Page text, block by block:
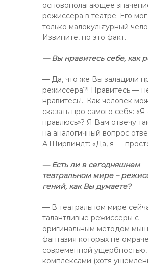
основополагающее
режиссёра в театре. Его мог
только малокультурный
Извините, но это факт.
— Вы нравитесь себе, как
— Да, что же Вы заладили
режиссера?! Нравитесь —
нравитесь!.. Как человек
сказать про самого себя:
нравлюсь»? Я Вам отвечу
на аналогичный вопрос
А.Ширвиндт: «Да, я —
— Есть ли в сегодняшнем
театральном мире –
гений, как Вы думаете?
— В театральном мире
талантливые режиссёры с
оригинальным методом
фантазия которых не
современной ущербностью,
комплексами (хотя